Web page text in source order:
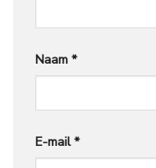
Naam *
E-mail*